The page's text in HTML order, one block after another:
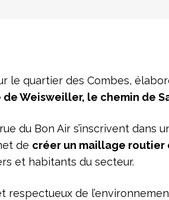
le quartier des Combes,
Weisweiller, le chemin de
du Bon Air s’inscrivent dans
de créer un maillage routier
et habitants du secteur.
respectueux de